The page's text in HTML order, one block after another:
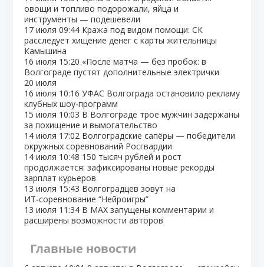
овощи и топливо подорожали, яйца и
инструменты — подешевели
17 июля 09:44 Кража под видом помощи: СК
расследует хищение денег с карты жительницы
Камышина
16 июля 15:20 «После матча — без пробок: в
Волгограде пустят дополнительные электрички
20 июля
16 июля 10:16 УФАС Волгограда остановило рекламу
клубных шоу‑программ
15 июля 10:03 В Волгограде трое мужчин задержаны
за похищение и вымогательство
14 июля 17:02 Волгоградские сапёры — победители
окружных соревнований Росгвардии
14 июля 10:48 150 тысяч рублей и рост
продолжается: зафиксированы новые рекорды
зарплат курьеров
13 июля 15:43 Волгоградцев зовут на
ИТ‑соревнование “Нейроигры”
13 июля 11:34 В МАХ запущены комментарии и
расширены возможности авторов
Главные новости